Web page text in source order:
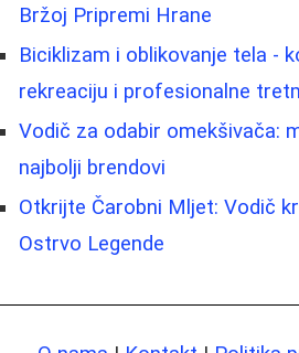
Bržoj Pripremi Hrane
Biciklizam i oblikovanje tela -
rekreaciju i profesionalne
Vodič za odabir omekšivača:
najbolji brendovi
Otkrijte Čarobni Mljet: Vodič
Ostrvo Legende